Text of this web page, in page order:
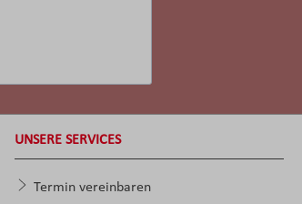
UNSERE SERVICES
Termin vereinbaren